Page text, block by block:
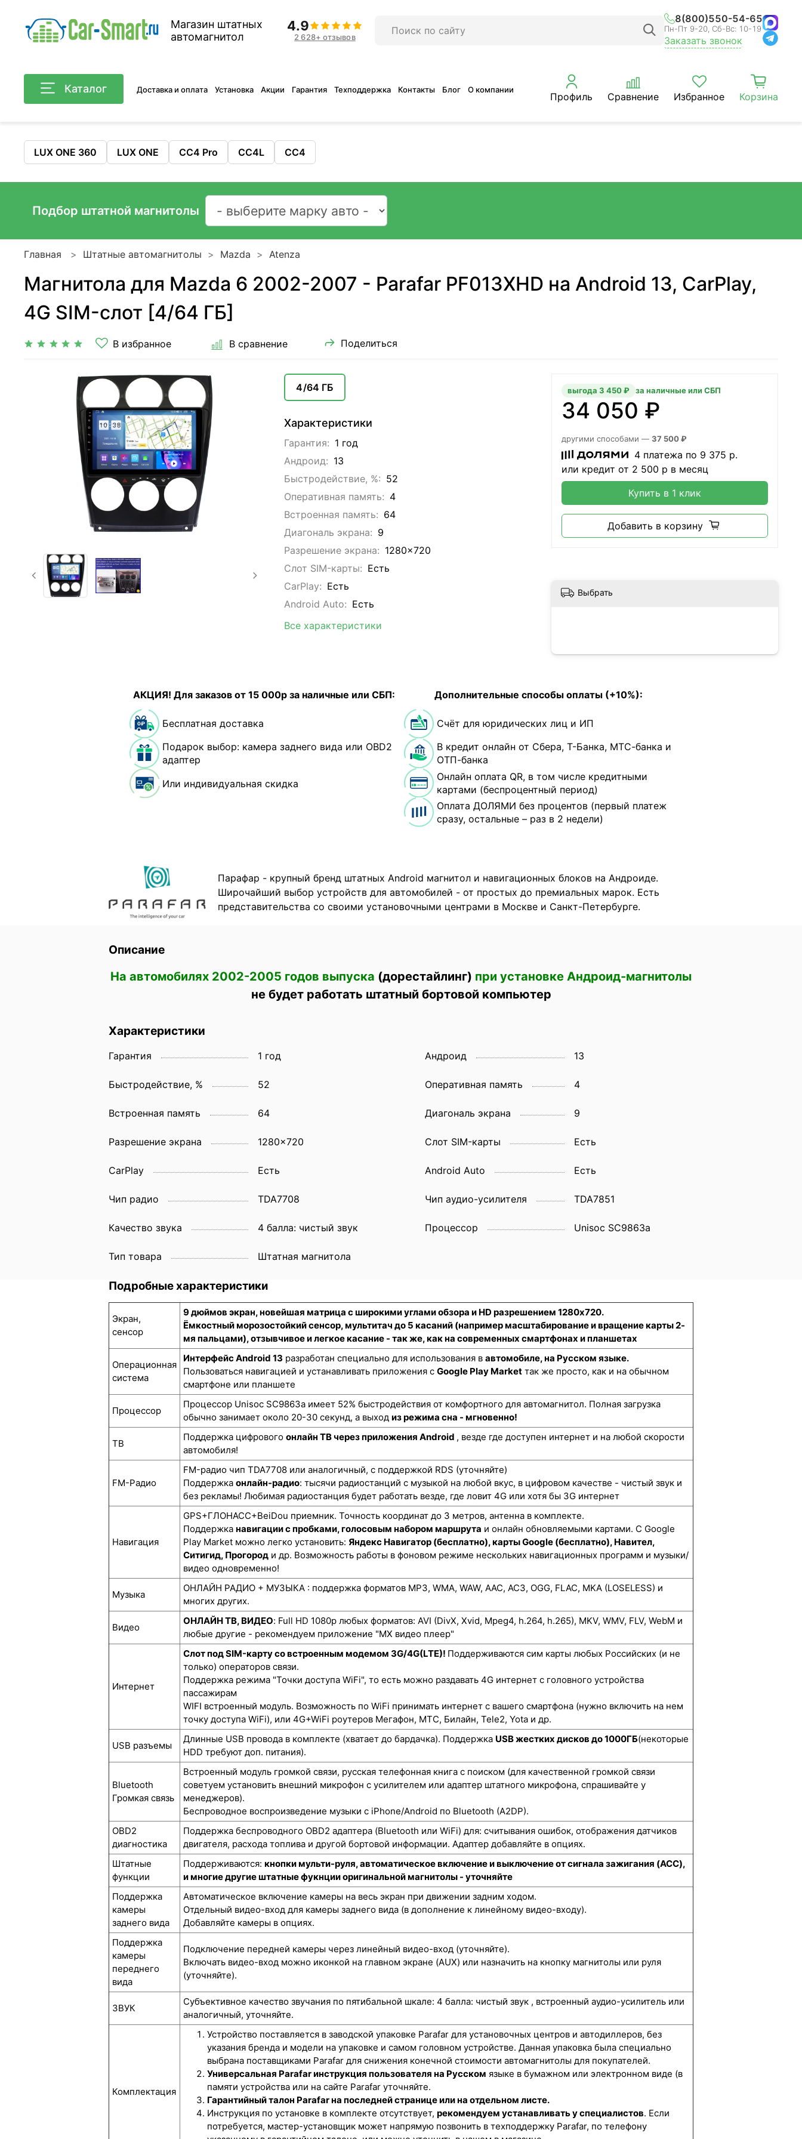
Магазин штатных
автомагнитол
4.9
2 628+ отзывов
8(800)550-54-65
Пн-Пт 9-20, Сб-Вс: 10-19
Заказать звонок
Каталог Доставка и оплата Установка Акции Гарантия Техподдержка Контакты Блог О компании
Профиль Сравнение Избранное Корзина
LUX ONE 360 LUX ONE CC4 Pro CC4L CC4
Подбор штатной магнитолы
Главная Штатные автомагнитолы Mazda Atenza
Магнитола для Mazda 6 2002-2007 - Parafar PF013XHD на Android 13, CarPlay,
4G SIM-слот [4/64 ГБ]
В избранное В сравнение Поделиться
4/64 ГБ
Характеристики
Гарантия: 1 год
Андроид: 13
Быстродействие, %: 52
Оперативная память: 4
Встроенная память: 64
Диагональ экрана: 9
Разрешение экрана: 1280x720
Слот SIM-карты: Eсть
CarPlay: Есть
Android Auto: Есть
Все характеристики
34 050 ₽
выгода 3 450 ₽ за наличные или СБП
другими способами — 37 500 ₽
4 платежа по 9 375 р.
или кредит от 2 500 р в месяц
Купить в 1 клик
Добавить в корзину
Выбрать
АКЦИЯ! Для заказов от 15 000р за наличные или СБП:
Бесплатная доставка
Подарок выбор: камера заднего вида или OBD2
адаптер
Или индивидуальная скидка
Дополнительные способы оплаты (+10%):
Счёт для юридических лиц и ИП
В кредит онлайн от Сбера, Т-Банка, МТС-банка и
ОТП-банка
Онлайн оплата QR, в том числе кредитными
картами (беспроцентный период)
Оплата ДОЛЯМИ без процентов (первый платеж
сразу, остальные – раз в 2 недели)
Парафар - крупный бренд штатных Android магнитол и навигационных блоков на Андроиде.
Широчайший выбор устройств для автомобилей - от простых до премиальных марок. Есть
представительства со своими установочными центрами в Москве и Санкт-Петербурге.
Описание
На автомобилях 2002-2005 годов выпуска (дорестайлинг) при установке Андроид-магнитолы
не будет работать штатный бортовой компьютер
Характеристики
Гарантия 1 год Андроид 13
Быстродействие, % 52 Оперативная память 4
Встроенная память 64 Диагональ экрана 9
Разрешение экрана 1280x720 Слот SIM-карты Eсть
CarPlay Есть Android Auto Есть
Чип радио TDA7708 Чип аудио-усилителя TDA7851
Качество звука 4 балла: чистый звук Процессор Unisoc SC9863a
Тип товара Штатная магнитола
Подробные характеристики
Экран,
сенсор
9 дюймов экран, новейшая матрица с широкими углами обзора и HD разрешением 1280x720.
Ёмкостный морозостойкий сенсор, мультитач до 5 касаний (например масштабирование и вращение карты 2-
мя пальцами), отзывчивое и легкое касание - так же, как на современных смартфонах и планшетах
Операционная
система
Интерфейс Android 13 разработан специально для использования в автомобиле, на Русском языке.
Пользоваться навигацией и устанавливать приложения с Google Play Market так же просто, как и на обычном
смартфоне или планшете
Процессор
Процессор Unisoc SC9863a имеет 52% быстродействия от комфортного для автомагнитол. Полная загрузка
обычно занимает около 20-30 секунд, а выход из режима сна - мгновенно!
ТВ
Поддержка цифрового онлайн ТВ через приложения Android , везде где доступен интернет и на любой скорости
автомобиля!
FM-Радио
FM-радио чип TDA7708 или аналогичный, с поддержкой RDS (уточняйте)
Поддержка онлайн-радио: тысячи радиостанций с музыкой на любой вкус, в цифровом качестве - чистый звук и
без рекламы! Любимая радиостанция будет работать везде, где ловит 4G или хотя бы 3G интернет
Навигация
GPS+ГЛОНАСС+BeiDou приемник. Точность координат до 3 метров, антенна в комплекте.
Поддержка навигации с пробками, голосовым набором маршрута и онлайн обновляемыми картами. С Google
Play Market можно легко установить: Яндекс Навигатор (бесплатно), карты Google (бесплатно), Навител,
Ситигид, Прогород и др. Возможность работы в фоновом режиме нескольких навигационных программ и музыки/
видео одновременно!
Музыка
ОНЛАЙН РАДИО + МУЗЫКА : поддержка форматов MP3, WMA, WAW, AAC, AC3, OGG, FLAC, MKA (LOSELESS) и
многих других.
Видео
ОНЛАЙН ТВ, ВИДЕО: Full HD 1080p любых форматов: AVI (DivX, Xvid, Mpeg4, h.264, h.265), MKV, WMV, FLV, WebM и
любые другие - рекомендуем приложение "MX видео плеер"
Интернет
Слот под SIM-карту со встроенным модемом 3G/4G(LTE)! Поддерживаются сим карты любых Российских (и не
только) операторов связи.
Поддержка режима "Точки доступа WiFi", то есть можно раздавать 4G интернет с головного устройства
пассажирам
WIFI встроенный модуль. Возможность по WiFi принимать интернет с вашего смартфона (нужно включить на нем
точку доступа WiFi), или 4G+WiFi роутеров Мегафон, МТС, Билайн, Tele2, Yota и др.
USB разъемы
Длинные USB провода в комплекте (хватает до бардачка). Поддержка USB жестких дисков до 1000ГБ(некоторые
HDD требуют доп. питания).
Bluetooth
Громкая связь
Встроенный модуль громкой связи, русская телефонная книга с поиском (для качественной громкой связи
советуем установить внешний микрофон с усилителем или адаптер штатного микрофона, спрашивайте у
менеджеров).
Беспроводное воспроизведение музыки с iPhone/Android по Bluetooth (A2DP).
OBD2
диагностика
Поддержка беспроводного OBD2 адаптера (Bluetooth или WiFi) для: считывания ошибок, отображения датчиков
двигателя, расхода топлива и другой бортовой информации. Адаптер добавляйте в опциях.
Штатные
функции
Поддерживаются: кнопки мульти-руля, автоматическое включение и выключение от сигнала зажигания (ACC),
и многие другие штатные фукнции оригинальной магнитолы - уточняйте
Поддержка
камеры
заднего вида
Автоматическое включение камеры на весь экран при движении задним ходом.
Отдельный видео-вход для камеры заднего вида (в дополнение к линейному видео-входу).
Добавляйте камеры в опциях.
Поддержка
камеры
переднего
вида
Подключение передней камеры через линейный видео-вход (уточняйте).
Включать видео-вход можно иконкой на главном экране (AUX) или назначить на кнопку магнитолы или руля
(уточняйте).
ЗВУК
Субъективное качество звучания по пятибальной шкале: 4 балла: чистый звук , встроенный аудио-усилитель или
аналогичный, уточняйте.
Комплектация
Устройство поставляется в заводской упаковке Parafar для установочных центров и автодиллеров, без
указания бренда и модели на упаковке и самом головном устройстве. Данная упаковка была специально
выбрана поставщиками Parafar для снижения конечной стоимости автомагнитолы для покупателей.
Универсальная Parafar инструкция пользователя на Русском языке в бумажном или электронном виде (в
памяти устройства или на сайте Parafar уточняйте.
Гарантийный талон Parafar на последней странице или на отдельном листе.
Инструкция по установке в комплекте отсутствует, рекомендуем устанавливать у специалистов. Если
потребуется, мастер-установщик может напрямую позвонить в техподдержку Parafar, по телефону